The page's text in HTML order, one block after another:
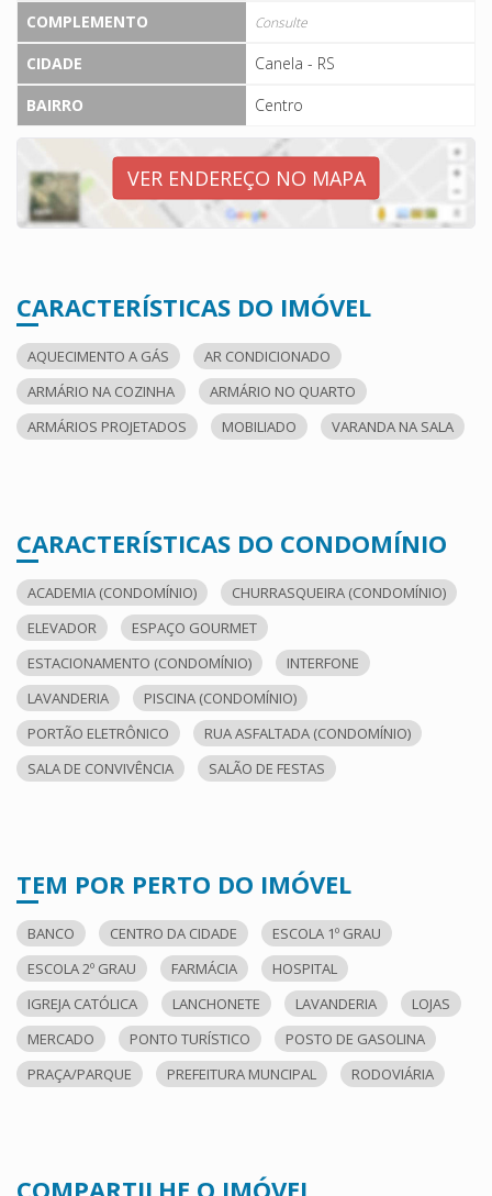
COMPLEMENTO Consulte
CIDADE
Canela - RS
BAIRRO
Centro
VER ENDEREÇO NO MAPA
CARACTERÍSTICAS DO IMÓVEL
AQUECIMENTO A GÁS
AR CONDICIONADO
ARMÁRIO NA COZINHA
ARMÁRIO NO QUARTO
ARMÁRIOS PROJETADOS
MOBILIADO VARANDA NA SALA
CARACTERÍSTICAS DO CONDOMÍNIO
ACADEMIA (CONDOMÍNIO)
CHURRASQUEIRA (CONDOMÍNIO)
ELEVADOR
ESPAÇO GOURMET
ESTACIONAMENTO (CONDOMÍNIO)
INTERFONE
LAVANDERIA
PISCINA (CONDOMÍNIO)
PORTÃO ELETRÔNICO
RUA ASFALTADA (CONDOMÍNIO)
SALA DE CONVIVÊNCIA
SALÃO DE FESTAS
TEM POR PERTO DO IMÓVEL
BANCO CENTRO DA CIDADE
ESCOLA 1º GRAU
ESCOLA 2º GRAU
FARMÁCIA
HOSPITAL
IGREJA CATÓLICA
LANCHONETE LAVANDERIA
LOJAS
MERCADO
PONTO TURÍSTICO
POSTO DE GASOLINA
PRAÇA/PARQUE
PREFEITURA MUNCIPAL RODOVIÁRIA